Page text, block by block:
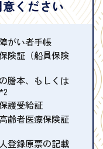
ください
がい者手帳
険証（船員保険
謄本、もしくは
護受給証
齢者医療保険証
登録原票の記載